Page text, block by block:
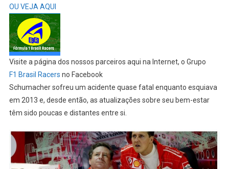
OU VEJA AQUI
Visite a página dos nossos parceiros aqui na Internet, o Grupo
F1 Brasil Racers no Facebook
Schumacher sofreu um acidente quase fatal enquanto esquiava
em 2013 e, desde então, as atualizações sobre seu bem-estar
têm sido poucas e distantes entre si.